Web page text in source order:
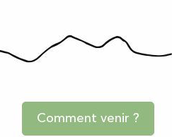
Comment venir ?